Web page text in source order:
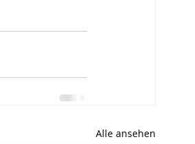
Alle ansehen